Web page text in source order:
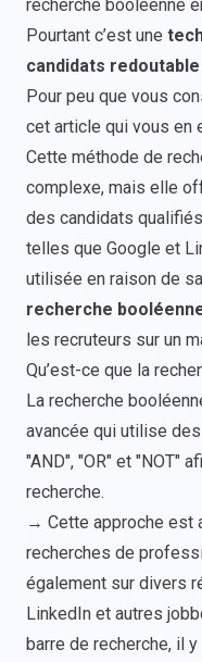
recherche booléenne
Pourtant c’est une
candidats redoutable
Pour peu que vous
cet article qui vous en
Cette méthode de
complexe, mais elle
des candidats
telles que Google et
utilisée en raison de
recherche
les recruteurs sur un
Qu’est-ce que la
La recherche
avancée qui utilise
"AND", "OR" et "NOT"
recherche.
→ Cette approche est
recherches de
également sur divers
LinkedIn et autres
barre de recherche, il